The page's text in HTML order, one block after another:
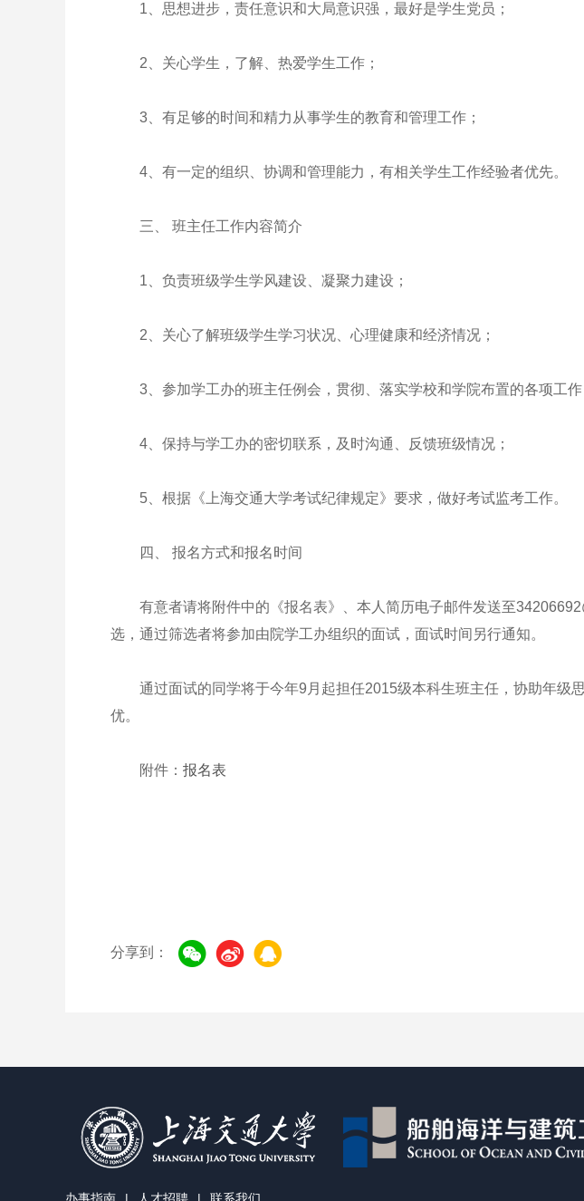
1、思想进步，责任意识和大局意识强，最好是学生党员；
2、关心学生，了解、热爱学生工作；
3、有足够的时间和精力从事学生的教育和管理工作；
4、有一定的组织、协调和管理能力，有相关学生工作经验者优先。
三、 班主任工作内容简介
1、负责班级学生学风建设、凝聚力建设；
2、关心了解班级学生学习状况、心理健康和经济情况；
3、参加学工办的班主任例会，贯彻、落实学校和学院布置的各项工作
4、保持与学工办的密切联系，及时沟通、反馈班级情况；
5、根据《上海交通大学考试纪律规定》要求，做好考试监考工作。
四、 报名方式和报名时间
有意者请将附件中的《报名表》、本人简历电子邮件发送至
选，通过筛选者将参加由院学工办组织的面试，面试时间另行通知。
通过面试的同学将于今年9月起担任2015级本科生班主任，协助年级
优。
附件： 报名表
分享到：